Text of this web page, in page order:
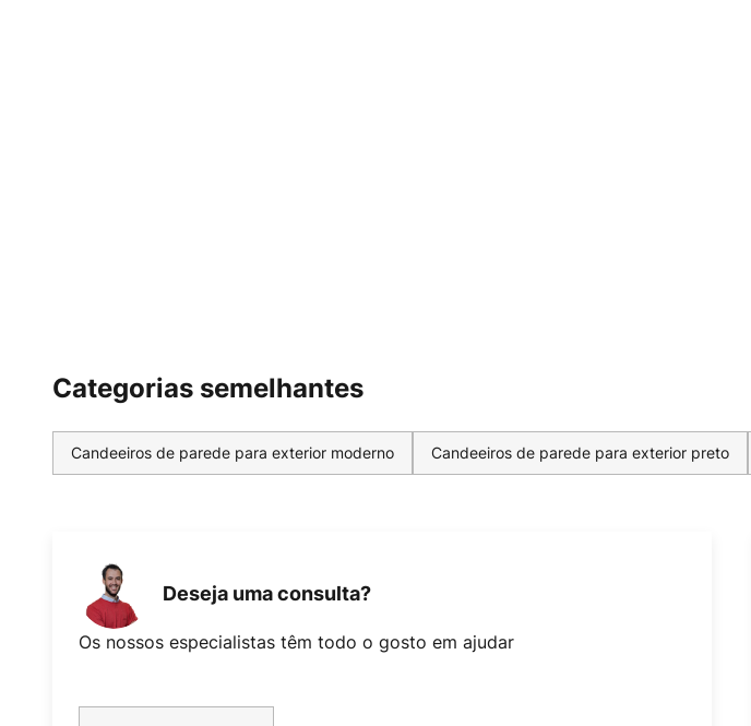
Categorias semelhantes
Candeeiros de parede para exterior moderno Candeeiros de parede para exterior preto
Deseja uma consulta?
Os nossos especialistas têm todo o gosto em ajudar